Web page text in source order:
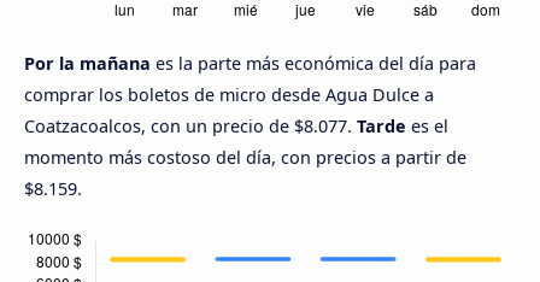
Por la mañana es la parte más económica del día para
comprar los boletos de micro desde Agua Dulce a
Coatzacoalcos, con un precio de $8.077. Tarde es el
momento más costoso del día, con precios a partir de
$8.159.